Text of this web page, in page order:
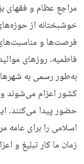
مراجع عظام و فقهای
خوشبختانه از
فرصت‌ها و مناسبت‌های
فاطمیه، روزهای
به‌طور رسمی به
کشور اعزام می‌شوند و
حضور پیدا می‌کنند.
اسلامی را برای
زمان ما کار تبلیغ و